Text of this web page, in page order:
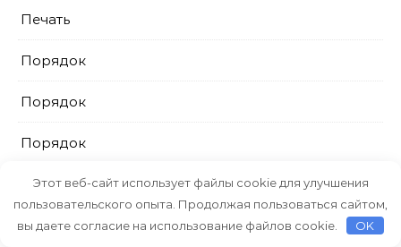
Печать
Порядок
Порядок
Порядок
ПрестижСервис
Промтовары
Этот веб-сайт использует файлы cookie для улучшения
пользовательского опыта. Продолжая пользоваться сайтом,
вы даете согласие на использование файлов cookie.
OK